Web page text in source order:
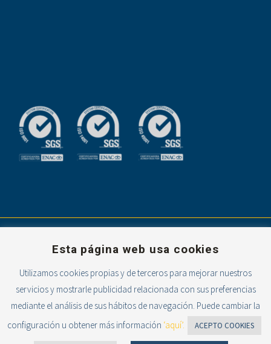
Powered with
2026 © E.F.A. EL CAMPICO
Esta página web usa cookies
Utilizamos cookies propias y de terceros para mejorar nuestros
servicios y mostrarle publicidad relacionada con sus preferencias
mediante el análisis de sus hábitos de navegación. Puede cambiar la
configuración u obtener más información ‘aquí’. ACEPTO COOKIES